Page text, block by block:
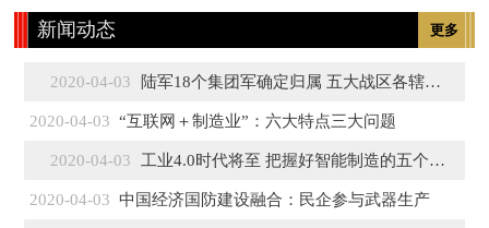
更多
新闻动态
2020-04-03 陆军18个集团军确定归属 五大战区各辖3至5个
2020-04-03 “互联网＋制造业”：六大特点三大问题
2020-04-03 工业4.0时代将至 把握好智能制造的五个特征
2020-04-03 中国经济国防建设融合：民企参与武器生产